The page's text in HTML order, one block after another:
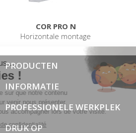
COR PRO N
Horizontale montage
PRODUCTEN
INFORMATIE
PROFESSIONELE WERKPLEK
DRUK OP